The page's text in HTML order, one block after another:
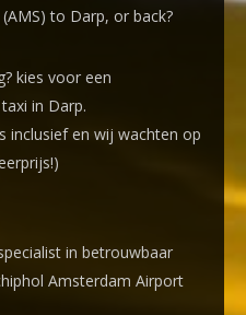
to Darp, or back?
kies voor een
in Darp.
inclusief en wij wachten op
in betrouwbaar
Amsterdam Airport